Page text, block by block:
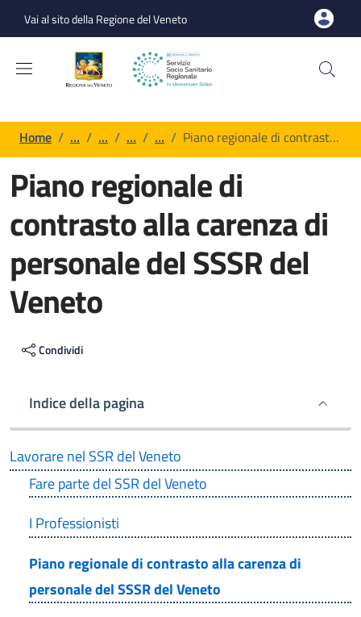
Vai al sito della Regione del Veneto
Briciole di pane
Home / … / … / … / … / Piano regionale di contrast…
Piano regionale di
contrasto alla carenza di
personale del SSSR del
Veneto
Contenuto di pagina generica
Condividi
Indice della pagina
Lavorare nel SSR del Veneto
Fare parte del SSR del Veneto
I Professionisti
Piano regionale di contrasto alla carenza di
personale del SSSR del Veneto